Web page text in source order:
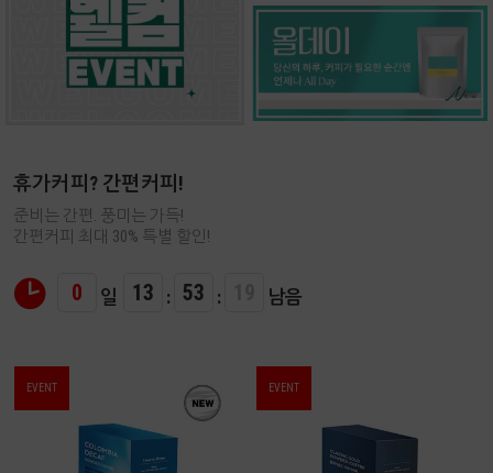
휴가커피? 간편커피!
준비는 간편. 풍미는 가득!
간편커피 최대 30% 특별 할인!
0 일 13 : 53 : 남음
EVENT EVENT